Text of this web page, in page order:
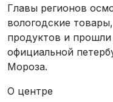
Главы регионов
вологодские
продуктов и
официальной
Мороза.
О центре